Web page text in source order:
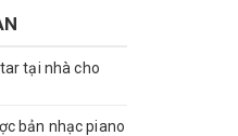
tại nhà cho
bản nhạc piano